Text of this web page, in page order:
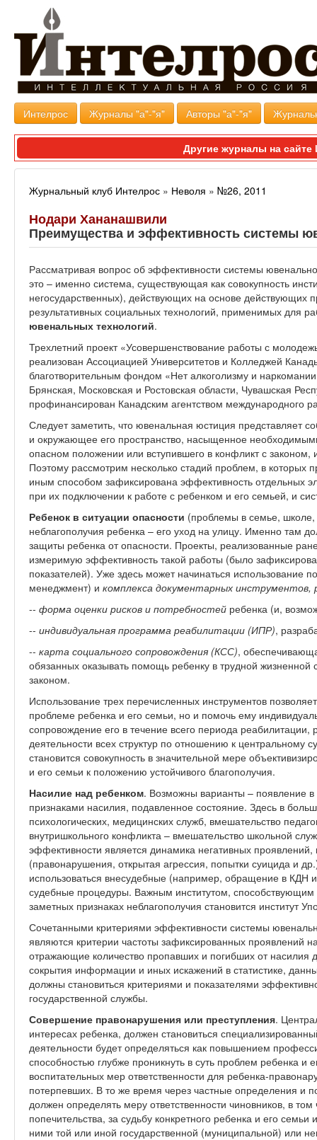
Интелрос Журналы "а"-"я" Авторы "а"-"я"
Другие журналы на
Журнальный клуб Интелрос » Неволя » №26, 2011
Нодари Хананашвили
Преимущества и эффективность системы
Рассматривая вопрос об эффективности системы
это – именно система, существующая как совокупность
негосударственных), действующих на основе действующих
результативных социальных технологий, применимых для
ювенальных технологий.
Трехлетний проект «Усовершенствование работы с
реализован Ассоциацией Университетов и Колледжей
благотворительным фондом «Нет алкоголизму и
Брянская, Московская и Ростовская области, Чувашская
профинансирован Канадским агентством международного
Следует заметить, что ювенальная юстиция представляет
и окружающее его пространство, насыщенное
опасном положении или вступившего в конфликт с
Поэтому рассмотрим несколько стадий проблем, в которых
иным способом зафиксирована эффективность отдельных
при их подключении к работе с ребенком и его семьей, и
Ребенок в ситуации опасности (проблемы в семье,
неблагополучия ребенка – его уход на улицу. Именно там
защиты ребенка от опасности. Проекты, реализованные
измеримую эффективность такой работы (было
показателей). Уже здесь может начинаться использование
менеджмент) и комплекса документарных
-- форма оценки рисков и потребностей ребенка (и,
-- индивидуальная программа реабилитации (ИПР),
-- карта социального сопровождения (КСС),
обязанных оказывать помощь ребенку в трудной жизненной
законом.
Использование трех перечисленных инструментов
проблеме ребенка и его семьи, но и помочь ему
сопровождение его в течение всего периода
деятельности всех структур по отношению к центральному
становится совокупность в значительной мере
и его семьи к положению устойчивого благополучия.
Насилие над ребенком. Возможны варианты – появление
признаками насилия, подавленное состояние. Здесь в
психологических, медицинских служб, вмешательство
внутришкольного конфликта – вмешательство школьной
эффективности является динамика негативных
(правонарушения, открытая агрессия, попытки суицида и
использоваться внесудебные (например, обращение в
судебные процедуры. Важным институтом,
заметных признаках неблагополучия становится институт
Сочетанными критериями эффективности системы
являются критерии частоты зафиксированных проявлений
отражающие количество пропавших и погибших от насилия
сокрытия информации и иных искажений в статистике,
должны становиться критериями и показателями
государственной службы.
Совершение правонарушения или преступления.
интересах ребенка, должен становиться
деятельности будет определяться как повышением
способностью глубже проникнуть в суть проблем ребенка и
воспитательных мер ответственности для ребенка-
потерпевших. В то же время через частные определения и
должен определять меру ответственности чиновников, в
попечительства, за судьбу конкретного ребенка и его
ними той или иной государственной (муниципальной) или